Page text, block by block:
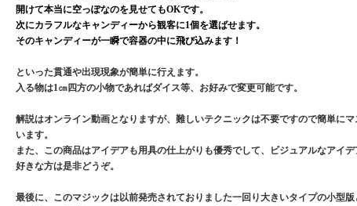
開けて本当に空っぽなのを見せてもOKです。
次にカラフルなキャンディーから観客に1個を選ばせます。
そのキャンディーが一瞬で容器の中に飛び込みます！
といった貫通や出現現象が簡単に行えます。
入る物は1㎝四方の小物であればダイス等、お好みで変更可能です。
解説はオンライン動画となりますが、難しいテクニックは不要ですので簡単に
います。
また、この商品はアイデアも用具の仕上がりも優秀でして、ビジュアルなアイ
好きな方は是非どうぞ。
最後に、このマジックは以前発売されておりました一回り大きいタイプの小型版